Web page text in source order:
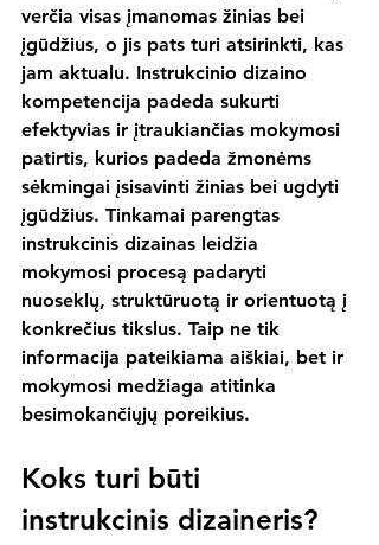
verčia visas įmanomas žinias bei
įgūdžius, o jis pats turi atsirinkti, kas
jam aktualu. Instrukcinio dizaino
kompetencija padeda sukurti
efektyvias ir įtraukiančias mokymosi
patirtis, kurios padeda žmonėms
sėkmingai įsisavinti žinias bei ugdyti
įgūdžius. Tinkamai parengtas
instrukcinis dizainas leidžia
mokymosi procesą padaryti
nuoseklų, struktūruotą ir orientuotą į
konkrečius tikslus. Taip ne tik
informacija pateikiama aiškiai, bet ir
mokymosi medžiaga atitinka
besimokančiųjų poreikius.
Koks turi būti
instrukcinis dizaineris?